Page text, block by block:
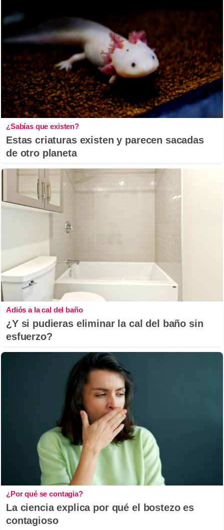
¿Sabías que existen?
Estas criaturas existen y parecen sacadas
de otro planeta
Adiós a la cal del baño
¿Y si pudieras eliminar la cal del baño sin
esfuerzo?
¿Por qué se contagia?
La ciencia explica por qué el bostezo es
contagioso